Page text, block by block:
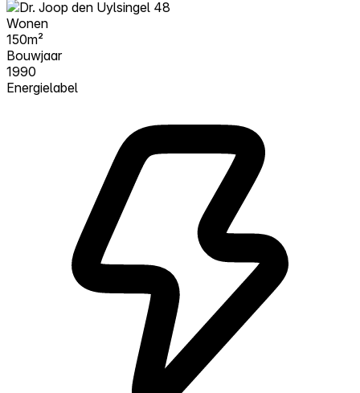
Wonen
150m²
Bouwjaar
1990
Energielabel